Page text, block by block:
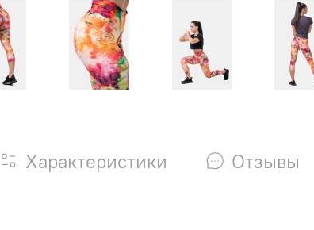
Характеристики Отзывы